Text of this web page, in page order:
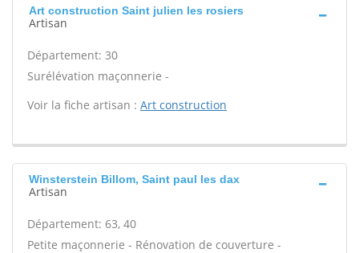
Art construction Saint julien les rosiers
Artisan
Département: 30
Surélévation maçonnerie -
Voir la fiche artisan : Art construction
Winsterstein Billom, Saint paul les dax
Artisan
Département: 63, 40
Petite maçonnerie - Rénovation de couverture -